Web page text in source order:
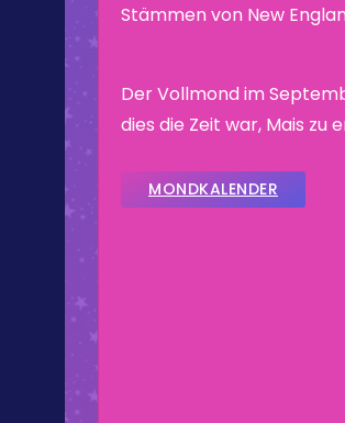
Stämmen von New
Der Vollmond im
dies die Zeit war, Mais zu
MONDKALENDER